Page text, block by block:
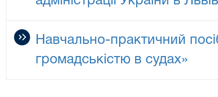
Навчально-практичний
громадськістю в судах»